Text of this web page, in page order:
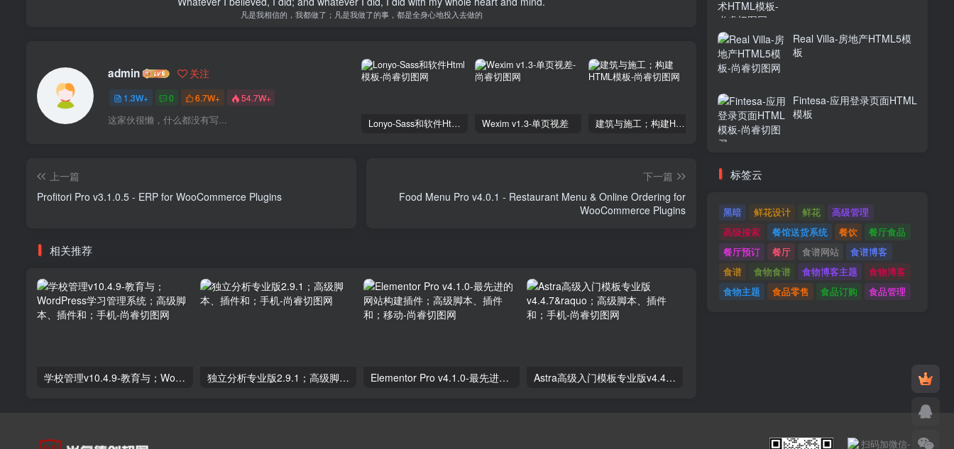
凡是我相信的，我都做了；凡是我做了的事，都是全身心地投入去做的
admin 关注
1.3W+ 0 6.7W+ 54.7W+
这家伙很懒，什么都没有写... Lonyo-Sass和软件Html模板 Wexim v1.3-单页视差 建筑与施工；构建HTML模板 Tecmo-It解决方案与；技术HTML模板
上一篇
Profitori Pro v3.1.0.5 - ERP for WooCommerce Plugins
下一篇
Food Menu Pro v4.0.1 - Restaurant Menu & Online Ordering for
WooCommerce Plugins
相关推荐
学校管理v10.4.9-教育与；WordPress学习管理系统；高级脚本、插件和；手机 独立分析专业版2.9.1；高级脚本、插件和；手机 Elementor Pro v4.1.0-最先进的网站构建插件；高级脚本、插件和；移动 Astra高级入门模板专业版v4.4.7&raquo；高级脚本、插件和；手机
Real Villa-房地产HTML5模
板
Fintesa-应用登录页面HTML
模板
标签云
黑暗 鲜花设计 鲜花
高级管理
高级搜索
餐馆送货系统 餐饮
餐厅食品
餐厅预订
餐厅 食谱网站
食谱博客
食谱
食物食谱 食物博客主题
食物博客
食物主题
食品零售 食品订购 食品管理